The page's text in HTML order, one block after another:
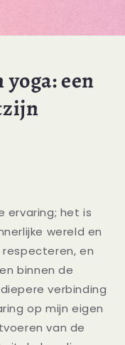
een
ervaring; het is
wereld en
respecteren, en
binnen de
verbinding
op mijn eigen
van de